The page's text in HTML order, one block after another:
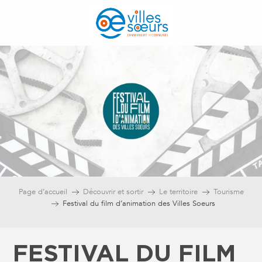
principal
Page d’accueil Découvrir et sortir Le territoire
Tourisme
Festival du film d’animation des Villes Soeurs
FESTIVAL DU FILM